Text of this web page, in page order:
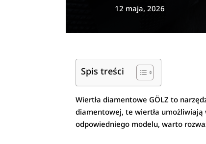
12 maja, 2026
Spis treści
Wiertła diamentowe GÖLZ to
diamentowej, te wiertła umożliwiają
odpowiedniego modelu, warto